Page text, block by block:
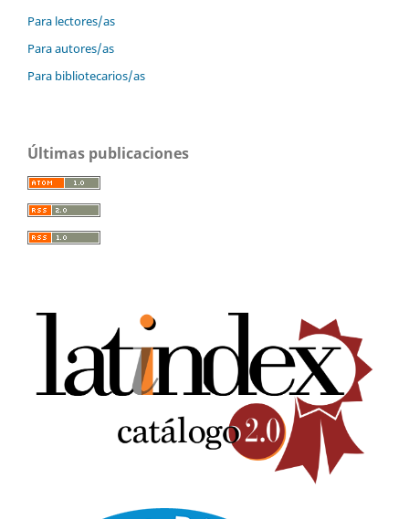
Para lectores/as
Para autores/as
Para bibliotecarios/as
Últimas publicaciones